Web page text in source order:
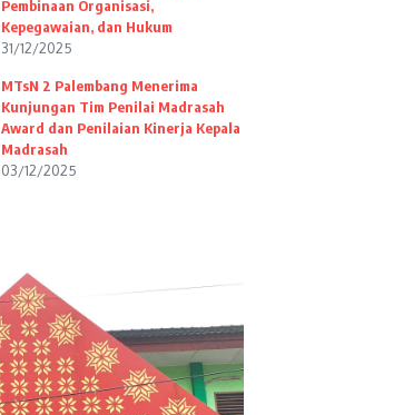
Pembinaan Organisasi,
Kepegawaian, dan Hukum
31/12/2025
MTsN 2 Palembang Menerima
Kunjungan Tim Penilai Madrasah
Award dan Penilaian Kinerja Kepala
Madrasah
03/12/2025